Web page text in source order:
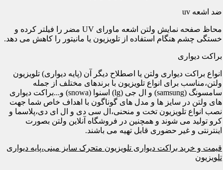
ضد اشعه uv
محاظ صفحه نمایش ولتن اشعه ماورای UV مضر را فیلتر کرده و
خستگی چشم هنگام استفاده از تلویزیون یا مانیتور را کاهش می دهد.
براکت دیواری
انواع براکت دیواری ولتن یا اصطلاح دیگر آن (پایه دیواری) تلویزیون
ولتن،مناسب برای انواع تلویزیون با برندهای مختلف از جمله
سامسونگ (samsung) و ال جی (lg) اسنوا (snowa) و...براکت دیواری
های ولتن در سایز ها و مدل های گوناگون با اهداف خاص شما جهت
نصب انواع تلویزیون تخت و منحنی،ال سی دی و ال ای دی،پلاسما و
کرو تولید می شوند و همچنین در فروشگاه آنلاین ولتن بصورت
اینترنتی و غیر حضوری قابل تهیه می باشند.
قیمت و خرید براکت دیواری تلویزیون متحرک سایز مینی،پایه دیواری
تلویزیون